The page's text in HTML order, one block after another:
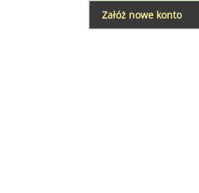
Załóż nowe konto